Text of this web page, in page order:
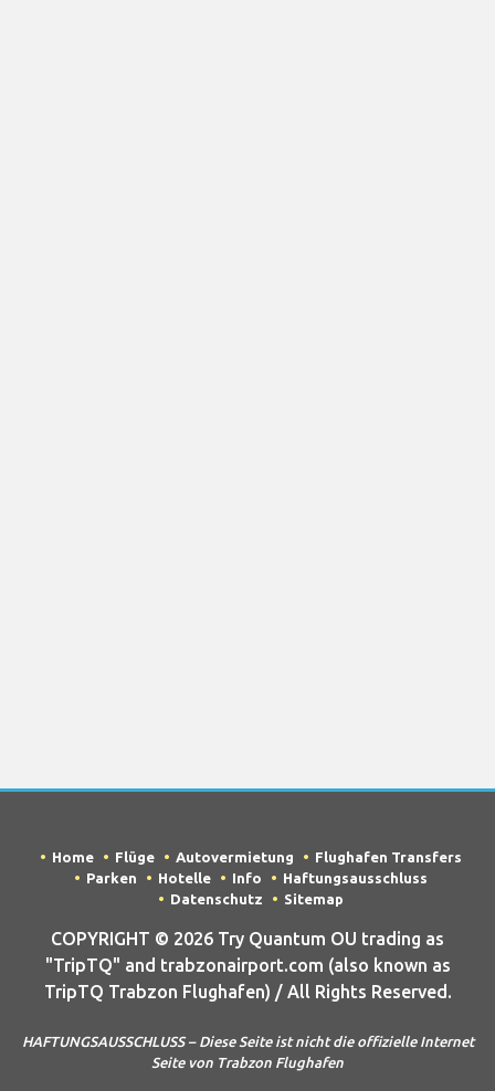
Home Flüge Autovermietung
Flughafen Transfers
Parken
Hotelle Info
Haftungsausschluss
Datenschutz
Sitemap
COPYRIGHT © 2026 Try Quantum OU trading as
"TripTQ" and trabzonairport.com (also known as
TripTQ Trabzon Flughafen) / All Rights Reserved.
HAFTUNGSAUSSCHLUSS – Diese Seite ist nicht die offizielle Internet
Seite von Trabzon Flughafen